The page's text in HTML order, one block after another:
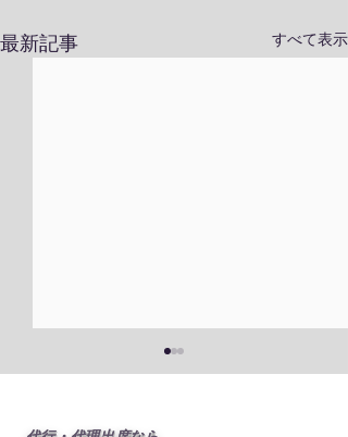
最新記事 すべて表示